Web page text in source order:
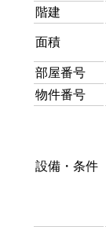
階建
面積
部屋番号
物件番号
設備・条件